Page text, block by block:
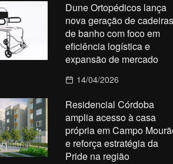
Dune Ortopédicos lança
nova geração de cadeiras
de banho com foco em
eficiência logística e
expansão de mercado
14/04/2026
Residencial Córdoba
amplia acesso à casa
própria em Campo
e reforça estratégia da
Pride na região